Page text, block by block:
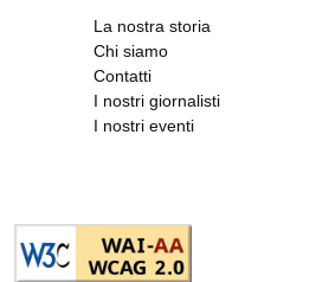
La nostra storia
Chi siamo
Contatti
I nostri giornalisti
I nostri eventi